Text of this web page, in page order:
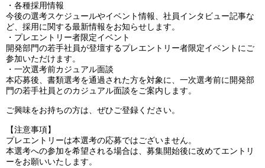
・各種採用情報
今後の選考スケジュールやイベント情報、社員インタビュー記事な
ど、採用に関する最新情報をお知らせします。
・プレエントリー者限定イベント
開発部門の若手社員が登壇するプレエントリー者限定イベントにご
参加いただけます。
・一次選考前カジュアル面談
本応募後、書類選考を通過された方を対象に、一次選考前に開発部
門の若手社員とのカジュアル面談をご案内します。
ご興味をお持ちの方は、ぜひご登録ください。
【注意事項】
プレエントリーは本選考の応募ではございません。
本選考への参加を希望される場合は、募集開始後に改めてエントリ
ーをお願いいたします。